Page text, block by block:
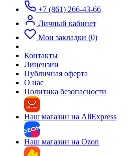
+7 (861) 266-43-66
Личный кабинет
Мои закладки (0)
Контакты
Лицензии
Публичная оферта
О нас
Политика безопасности
Наш магазин на AliExpress
Наш магазин на Ozon